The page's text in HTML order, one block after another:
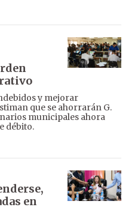
y mejorar
que se ahorrarán G.
municipales ahora
débito.
en